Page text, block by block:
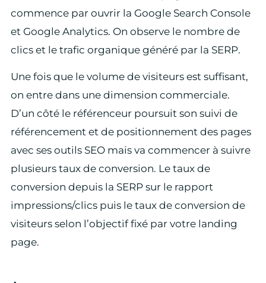
commence par ouvrir la Google Search Console
et Google Analytics. On observe le nombre de
clics et le trafic organique généré par la SERP.
Une fois que le volume de visiteurs est suffisant,
on entre dans une dimension commerciale.
D’un côté le référenceur poursuit son suivi de
référencement et de positionnement des pages
avec ses outils SEO mais va commencer à suivre
plusieurs taux de conversion. Le taux de
conversion depuis la SERP sur le rapport
impressions/clics puis le taux de conversion de
visiteurs selon l’objectif fixé par votre landing
page.